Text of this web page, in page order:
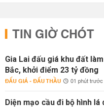
TIN GIỜ CHÓT
Gia Lai đấu giá khu đất
Bắc, khởi điểm 23 tỷ đồng
ĐẤU GIÁ - ĐẤU THẦU 01 phút trước
Diện mạo cầu đi bộ hình